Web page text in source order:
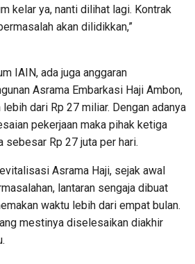
kelar ya, nanti dilihat lagi. Kontrak
akan dilidikkan,”
IAIN, ada juga anggaran
Asrama Embarkasi Haji Ambon,
dari Rp 27 miliar. Dengan adanya
pekerjaan maka pihak ketiga
sebesar Rp 27 juta per hari.
Asrama Haji, sejak awal
lantaran sengaja dibuat
waktu lebih dari empat bulan.
mestinya diselesaikan diakhir